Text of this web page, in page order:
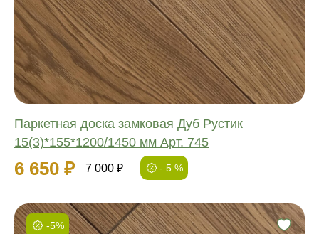
Паркетная доска замковая Дуб Рустик
15(3)*155*1200/1450 мм Арт. 745
6 650 ₽ 7 000 ₽ - 5 %
Длина:
Ширина:
Толщина:
-5%